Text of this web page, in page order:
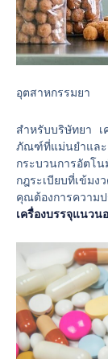
อุตสาหกรรมยา
สำหรับบริษัทยา เ
ภัณฑ์ที่แม่นยำและ
กระบวนการอัตโ
กฎระเบียบที่เข้ม
คุณต้องการควา
เครื่องบรรจุแนวน